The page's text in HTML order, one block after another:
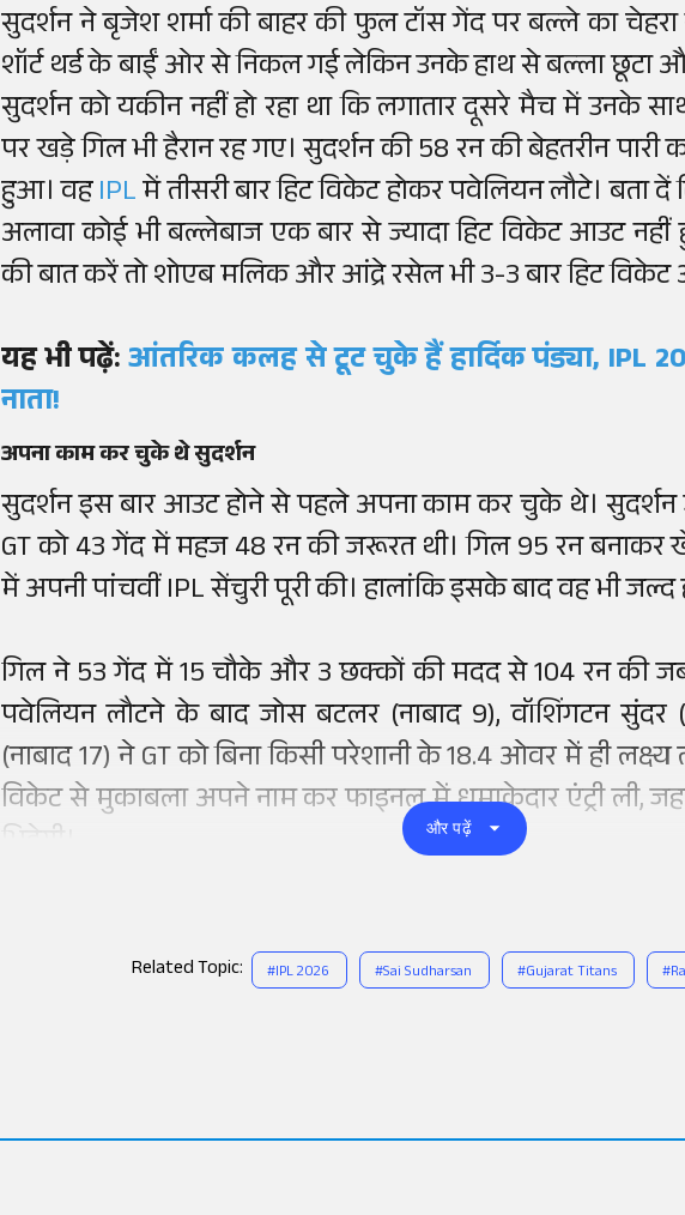
सुदर्शन ने बृजेश शर्मा की बाहर की फुल टॉस गेंद पर बल्ले का
शॉर्ट थर्ड के बाईं ओर से निकल गई लेकिन उनके हाथ से बल्ला छूटा
सुदर्शन को यकीन नहीं हो रहा था कि लगातार दूसरे मैच में उनके
पर खड़े गिल भी हैरान रह गए। सुदर्शन की 58 रन की बेहतरीन
हुआ। वहIPLमें तीसरी बार हिट विकेट होकर पवेलियन लौटे। बता
अलावा कोई भी बल्लेबाज एक बार से ज्यादा हिट विकेट आउट
की बात करें तो शोएब मलिक और आंद्रे रसेल भी 3-3 बार हिट
यह भी पढ़ें:आंतरिक कलह से टूट चुके हैं हार्दिक पंड्या, IPL
नाता!
अपना काम कर चुके थे सुदर्शन
सुदर्शन इस बार आउट होने से पहले अपना काम कर चुके थे।
GT को 43 गेंद में महज 48 रन की जरूरत थी। गिल 95 रन बनाकर
में अपनी पांचवीं IPL सेंचुरी पूरी की। हालांकि इसके बाद वह भी जल्द
गिल ने 53 गेंद में 15 चौके और 3 छक्कों की मदद से 104 रन की
पवेलियन लौटने के बाद जोस बटलर (नाबाद 9), वॉशिंगटन सुंदर
(नाबाद 17) ने GT को बिना किसी परेशानी के 18.4 ओवर में ही
विकेट से मुकाबला अपने नाम कर फाइनल में धमाकेदार एंट्री ली,
और पढ़ें
Related Topic: #IPL 2026 #Sai Sudharsan #Gujarat Titans #